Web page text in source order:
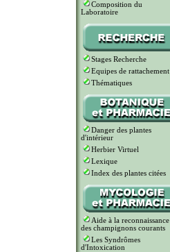
Composition du
Laboratoire
Stages Recherche
Equipes de rattachement
Thématiques
Danger des plantes
d'intérieur
Herbier Virtuel
Lexique
Index des plantes citées
Aide à la reconnaissance
des champignons courants
Les Syndrômes
d'Intoxication